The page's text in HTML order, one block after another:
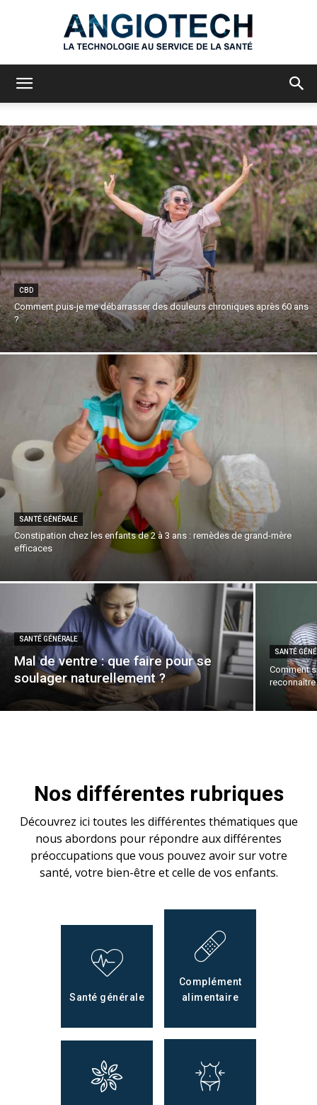
CBD
Comment puis-je me débarrasser des douleurs chroniques après 60 ans
?
SANTÉ GÉNÉRALE
Constipation chez les enfants de 2 à 3 ans : remèdes de grand-mère
efficaces
SANTÉ GÉNÉRALE
Mal de ventre : que faire pour se
soulager naturellement ?
SANTÉ
Comment
reconnaître
Nos différentes rubriques
Découvrez ici toutes les différentes thématiques que
nous abordons pour répondre aux différentes
préoccupations que vous pouvez avoir sur votre
santé, votre bien-être et celle de vos enfants.
Santé générale
Complément
alimentaire